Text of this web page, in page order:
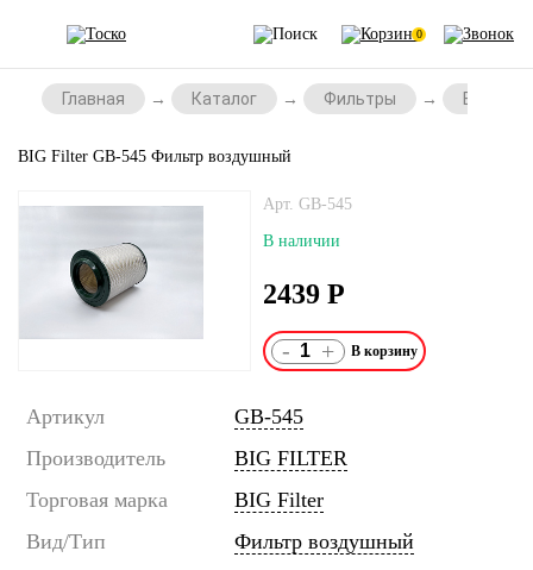
0
Главная Каталог Фильтры
BIG Filter GB-545 Фильтр воздушный
Арт. GB-545
В наличии
2439 Р
- +
Артикул
GB-545
Производитель
BIG FILTER
Торговая марка
BIG Filter
Вид/Тип
Фильтр воздушный